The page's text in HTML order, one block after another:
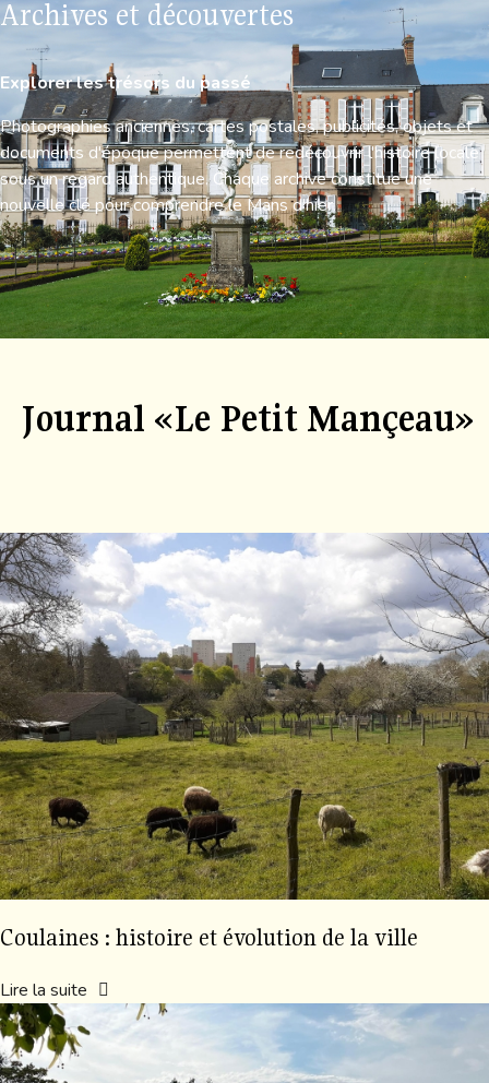
Archives et découvertes
Explorer les trésors du passé
Photographies anciennes, cartes postales, publicités, objets et
documents d'époque permettent de redécouvrir l'histoire locale
sous un regard authentique. Chaque archive constitue une
nouvelle clé pour comprendre le Mans d'hier.
Journal «Le Petit Mançeau»
Coulaines : histoire et évolution de la ville
Lire la suite